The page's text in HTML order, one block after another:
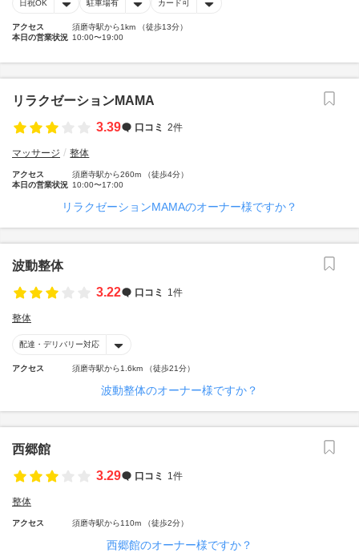
日祝OK 駐車場有 カード可
アクセス
須磨寺駅から1km （徒歩13分）
本日の営業状況 10:00〜19:00
リラクゼーションMAMA
3.39
口コミ 2件
マッサージ 整体
アクセス
須磨寺駅から260m （徒歩4分）
本日の営業状況 10:00〜17:00
リラクゼーションMAMAのオーナー様ですか？
波動整体
3.22
口コミ 1件
整体
配達・デリバリー対応
アクセス 須磨寺駅から1.6km （徒歩21分）
波動整体のオーナー様ですか？
西郷館
3.29
口コミ 1件
整体
アクセス 須磨寺駅から110m （徒歩2分）
西郷館のオーナー様ですか？